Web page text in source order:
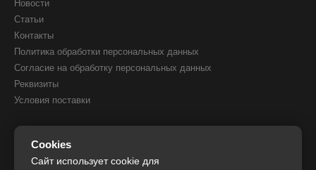
Новости
Статьи
Контакты
Политика обработки персональных данных
Согласие на обработку персональных данных
Реквизиты
Условия поставки
КОНТАКТЫ
8(800) 505 51 05
Cookies
Сайт использует cookie для